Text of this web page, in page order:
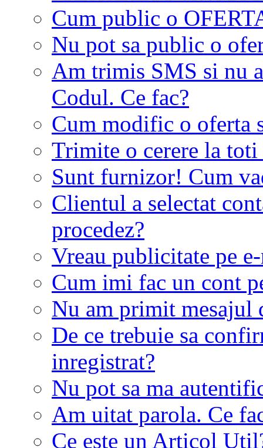
Cum public o
Nu pot sa public o
Am trimis SMS si nu
Codul. Ce fac?
Cum modific o oferta
Trimite o cerere la
Sunt furnizor! Cum
Clientul a selectat
procedez?
Vreau publicitate pe
Cum imi fac un cont
Nu am primit mesajul
De ce trebuie sa
inregistrat?
Nu pot sa ma
Am uitat parola. Ce
Ce este un Articol